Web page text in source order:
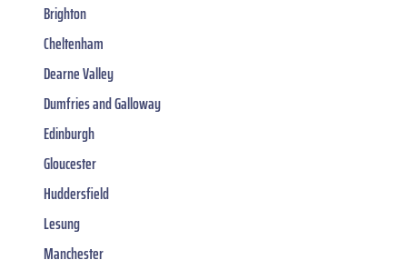
Brighton
Cheltenham
Dearne Valley
Dumfries and Galloway
Edinburgh
Gloucester
Huddersfield
Lesung
Manchester